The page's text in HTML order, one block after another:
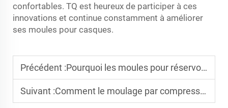
confortables. TQ est heureux de participer à ces
innovations et continue constamment à améliorer
ses moules pour casques.
Précédent :Pourquoi les moules pour réservoirs d'eau en PRF excellent dans la résistance à la corrosion pour le stockage à grande échelle
Suivant :Comment le moulage par compression SMC améliore la résistance aux chocs dans les moules de pare-chocs automobiles